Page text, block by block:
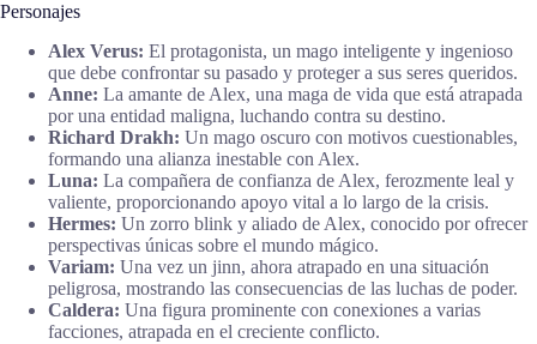
Personajes
Alex Verus: El protagonista, un mago inteligente y ingenioso
que debe confrontar su pasado y proteger a sus seres queridos.
Anne: La amante de Alex, una maga de vida que está atrapada
por una entidad maligna, luchando contra su destino.
Richard Drakh: Un mago oscuro con motivos cuestionables,
formando una alianza inestable con Alex.
Luna: La compañera de confianza de Alex, ferozmente leal y
valiente, proporcionando apoyo vital a lo largo de la crisis.
Hermes: Un zorro blink y aliado de Alex, conocido por ofrecer
perspectivas únicas sobre el mundo mágico.
Variam: Una vez un jinn, ahora atrapado en una situación
peligrosa, mostrando las consecuencias de las luchas de poder.
Caldera: Una figura prominente con conexiones a varias
facciones, atrapada en el creciente conflicto.